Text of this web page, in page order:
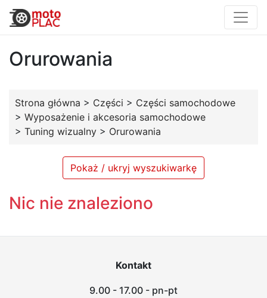
Orurowania
Strona główna > Części > Części samochodowe
> Wyposażenie i akcesoria samochodowe
> Tuning wizualny > Orurowania
Pokaż / ukryj wyszukiwarkę
Nic nie znaleziono
Kontakt
9.00 - 17.00 - pn-pt